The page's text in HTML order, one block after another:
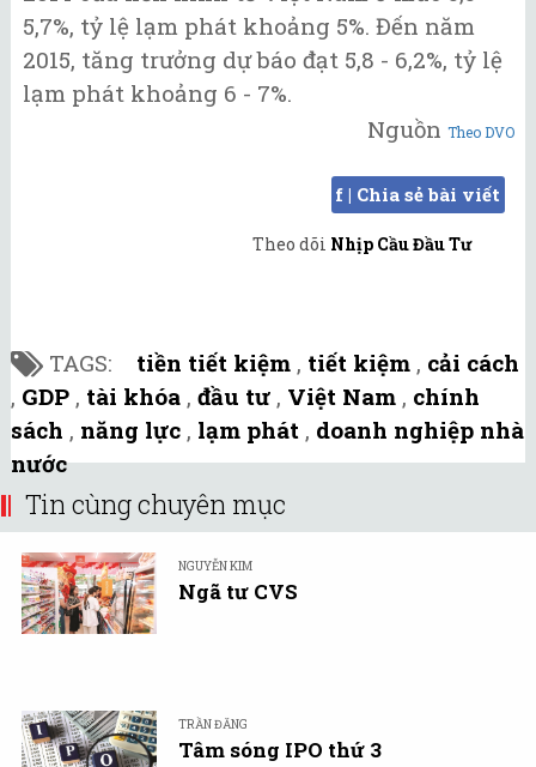
5,7%, tỷ lệ lạm phát khoảng 5%. Đến năm
2015, tăng trưởng dự báo đạt 5,8 - 6,2%, tỷ lệ
lạm phát khoảng 6 - 7%.
Nguồn Theo DVO
f | Chia sẻ bài viết
Theo dõi Nhịp Cầu Đầu Tư
TAGS: tiền tiết kiệm , tiết kiệm , cải cách
, GDP , tài khóa , đầu tư , Việt Nam , chính
sách , năng lực , lạm phát , doanh nghiệp nhà
nước
Tin cùng chuyên mục
NGUYỄN KIM
Ngã tư CVS
TRẦN ĐĂNG
Tâm sóng IPO thứ 3